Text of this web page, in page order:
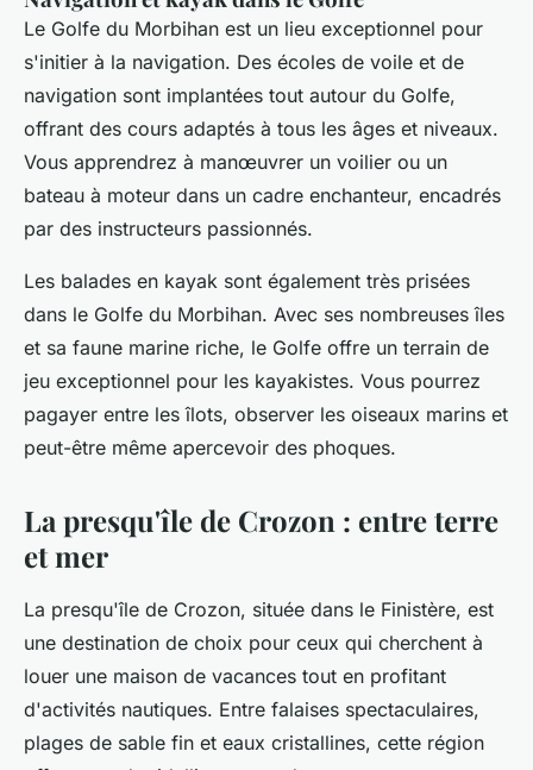
Le Golfe du Morbihan est un lieu exceptionnel pour
s'initier à la navigation. Des écoles de voile et de
navigation sont implantées tout autour du Golfe,
offrant des cours adaptés à tous les âges et niveaux.
Vous apprendrez à manœuvrer un voilier ou un
bateau à moteur dans un cadre enchanteur, encadrés
par des instructeurs passionnés.
Les balades en kayak sont également très prisées
dans le Golfe du Morbihan. Avec ses nombreuses îles
et sa faune marine riche, le Golfe offre un terrain de
jeu exceptionnel pour les kayakistes. Vous pourrez
pagayer entre les îlots, observer les oiseaux marins et
peut-être même apercevoir des phoques.
La presqu'île de Crozon : entre terre
et mer
La presqu'île de Crozon, située dans le Finistère, est
une destination de choix pour ceux qui cherchent à
louer une maison de vacances tout en profitant
d'activités nautiques. Entre falaises spectaculaires,
plages de sable fin et eaux cristallines, cette région